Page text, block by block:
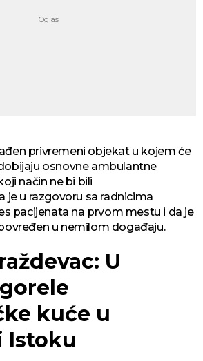
privremeni objekat u kojem će
osnovne ambulantne
način ne bi bili
je u razgovoru sa radnicima
pacijenata na prvom mestu i da je
u nemilom događaju.
U
kuće u
Istoku